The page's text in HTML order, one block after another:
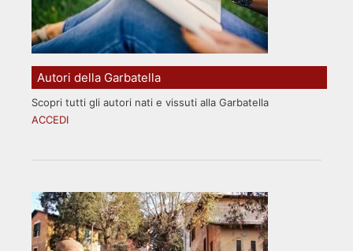
Autori della Garbatella
Scopri tutti gli autori nati e vissuti alla Garbatella
ACCEDI